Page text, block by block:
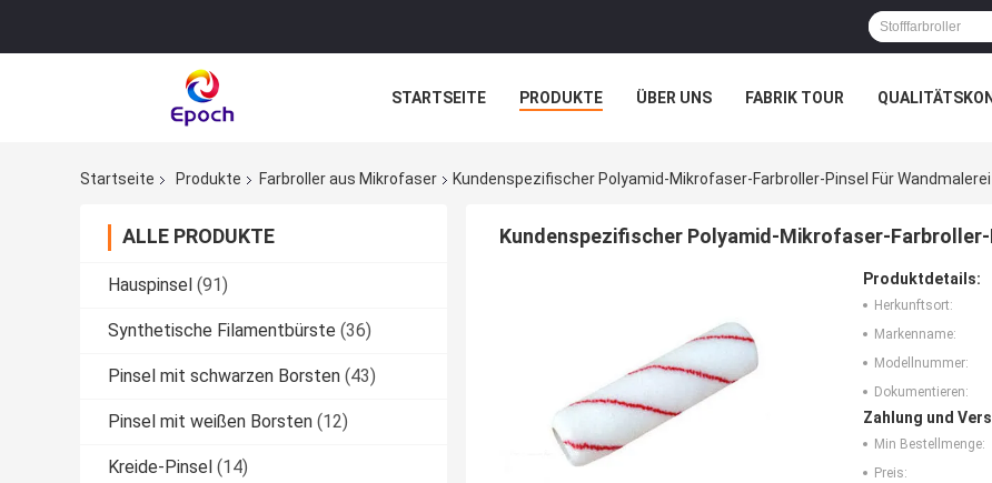
STARTSEITE PRODUKTE ÜBER UNS FABRIK TOUR
Startseite Produkte Farbroller aus Mikrofaser Kundenspezifischer Polyamid-Mikrofaser-Farbroller-Pinsel Für Wandmalerei
ALLE PRODUKTE
Hauspinsel (91)
Synthetische Filamentbürste (36)
Pinsel mit schwarzen Borsten (43)
Pinsel mit weißen Borsten (12)
Kreide-Pinsel (14)
Kundenspezifischer Polyamid-Mikrofaser-
Produktdetails:
Herkunftsort:
Markenname:
Modellnummer:
Dokumentieren:
Zahlung und
Min Bestellmenge:
Preis: